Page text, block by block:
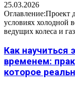
25.03.2026
Оглавление:Проект
условиях холодной
ведущих колеса и
Как научиться
временем:
которое